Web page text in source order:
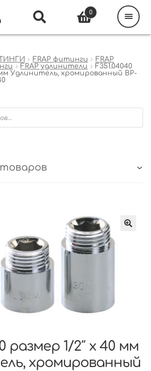
FRAP фитинги
FRAP
FRAP удлинители
F351.04040
мм Удлинитель, хромированный ВР-
размер 1/2″ x 40 мм
хромированный
0